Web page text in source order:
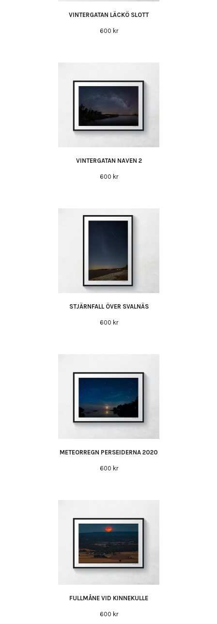
VINTERGATAN LÄCKÖ SLOTT
600 kr
VINTERGATAN NAVEN 2
600 kr
STJÄRNFALL ÖVER SVALNÄS
600 kr
METEORREGN PERSEIDERNA 2020
600 kr
FULLMÅNE VID KINNEKULLE
600 kr